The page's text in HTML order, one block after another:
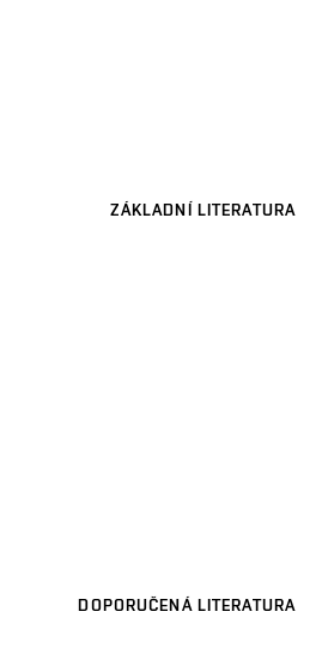
ZÁKLADNÍ LITERATURA
DOPORUČENÁ LITERATURA